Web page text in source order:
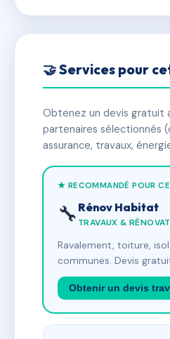
🤝 Services pour
Obtenez un devis gratuit
partenaires sélectionnés
assurance, travaux,
★ RECOMMANDÉ POUR
🔧 Rénov Habitat
TRAVAUX &
Ravalement, toiture,
communes. Devis
Obtenir un devis